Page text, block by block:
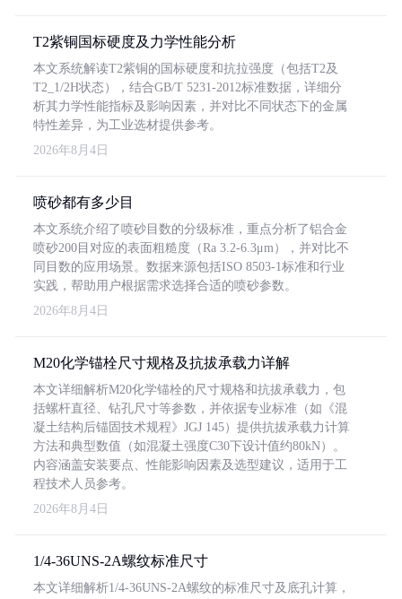
T2紫铜国标硬度及力学性能分析
本文系统解读T2紫铜的国标硬度和抗拉强度（包括T2及
T2_1/2H状态），结合GB/T 5231-2012标准数据，详细分
析其力学性能指标及影响因素，并对比不同状态下的金属
特性差异，为工业选材提供参考。
2026年8月4日
喷砂都有多少目
本文系统介绍了喷砂目数的分级标准，重点分析了铝合金
喷砂200目对应的表面粗糙度（Ra 3.2-6.3μm），并对比不
同目数的应用场景。数据来源包括ISO 8503-1标准和行业
实践，帮助用户根据需求选择合适的喷砂参数。
2026年8月4日
M20化学锚栓尺寸规格及抗拔承载力详解
本文详细解析M20化学锚栓的尺寸规格和抗拔承载力，包
括螺杆直径、钻孔尺寸等参数，并依据专业标准（如《混
凝土结构后锚固技术规程》JGJ 145）提供抗拔承载力计算
方法和典型数值（如混凝土强度C30下设计值约80kN）。
内容涵盖安装要点、性能影响因素及选型建议，适用于工
程技术人员参考。
2026年8月4日
1/4-36UNS-2A螺纹标准尺寸
本文详细解析1/4-36UNS-2A螺纹的标准尺寸及底孔计算，